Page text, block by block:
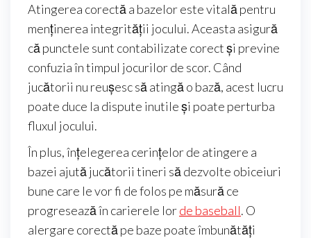
Atingerea corectă a bazelor este vitală pentru
menținerea integrității jocului. Aceasta asigură
că punctele sunt contabilizate corect și previne
confuzia în timpul jocurilor de scor. Când
jucătorii nu reușesc să atingă o bază, acest lucru
poate duce la dispute inutile și poate perturba
fluxul jocului.
În plus, înțelegerea cerințelor de atingere a
bazei ajută jucătorii tineri să dezvolte obiceiuri
bune care le vor fi de folos pe măsură ce
progresează în carierele lorde baseball. O
alergare corectă pe baze poate îmbunătăți